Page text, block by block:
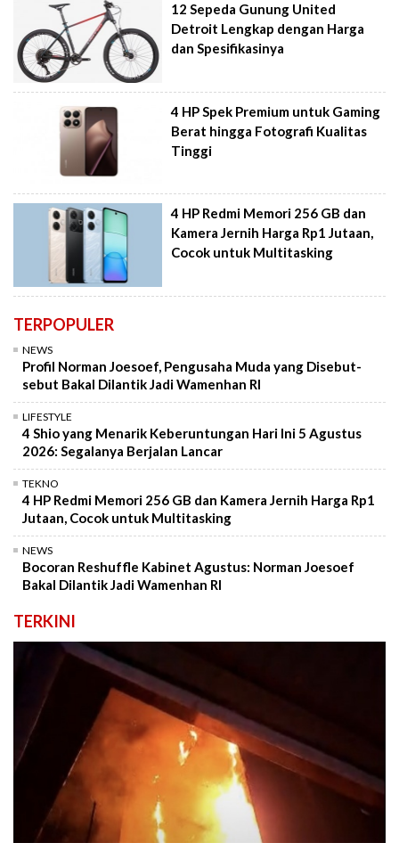
12 Sepeda Gunung United
Detroit Lengkap dengan Harga
dan Spesifikasinya
4 HP Spek Premium untuk Gaming
Berat hingga Fotografi Kualitas
Tinggi
4 HP Redmi Memori 256 GB dan
Kamera Jernih Harga Rp1 Jutaan,
Cocok untuk Multitasking
TERPOPULER
NEWS
Profil Norman Joesoef, Pengusaha Muda yang Disebut-
sebut Bakal Dilantik Jadi Wamenhan RI
LIFESTYLE
4 Shio yang Menarik Keberuntungan Hari Ini 5 Agustus
2026: Segalanya Berjalan Lancar
TEKNO
4 HP Redmi Memori 256 GB dan Kamera Jernih Harga Rp1
Jutaan, Cocok untuk Multitasking
NEWS
Bocoran Reshuffle Kabinet Agustus: Norman Joesoef
Bakal Dilantik Jadi Wamenhan RI
TERKINI